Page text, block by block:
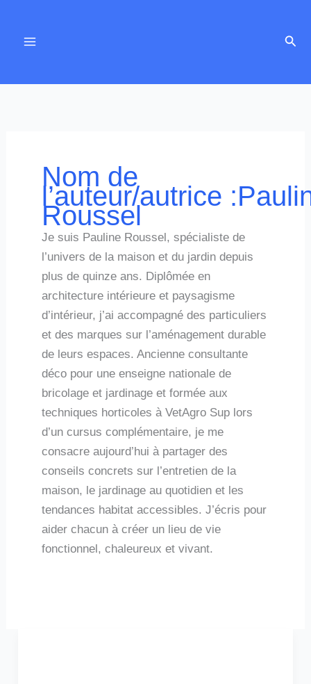
contenu
Nom de
l’auteur/autrice
Roussel
Je suis Pauline Roussel, spécialiste de
l’univers de la maison et du jardin depuis
plus de quinze ans. Diplômée en
architecture intérieure et paysagisme
d’intérieur, j’ai accompagné des particuliers
et des marques sur l’aménagement durable
de leurs espaces. Ancienne consultante
déco pour une enseigne nationale de
bricolage et jardinage et formée aux
techniques horticoles à VetAgro Sup lors
d’un cursus complémentaire, je me
consacre aujourd’hui à partager des
conseils concrets sur l’entretien de la
maison, le jardinage au quotidien et les
tendances habitat accessibles. J’écris pour
aider chacun à créer un lieu de vie
fonctionnel, chaleureux et vivant.